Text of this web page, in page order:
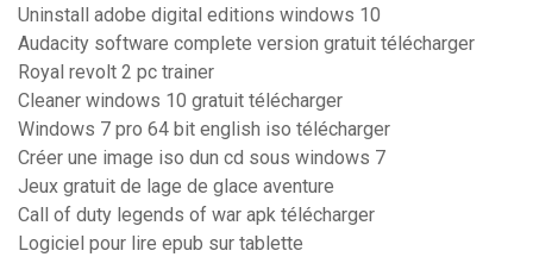
Uninstall adobe digital editions windows 10
Audacity software complete version gratuit télécharger
Royal revolt 2 pc trainer
Cleaner windows 10 gratuit télécharger
Windows 7 pro 64 bit english iso télécharger
Créer une image iso dun cd sous windows 7
Jeux gratuit de lage de glace aventure
Call of duty legends of war apk télécharger
Logiciel pour lire epub sur tablette